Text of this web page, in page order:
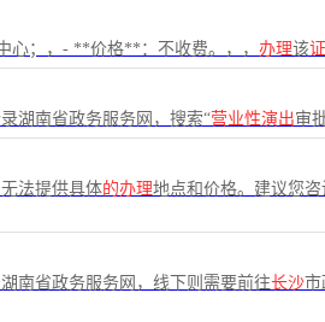
心；，- **价格**：不收费。，， 办理该证
湖南省政务服务网，搜索“营业性演出审
法提供具体的办理地点和价格。建议您
南省政务服务网，线下则需要前往长沙市